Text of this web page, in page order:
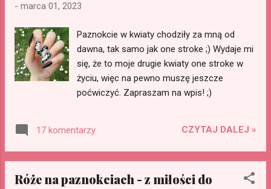
- marca 01, 2023
Paznokcie w kwiaty chodziły za mną od
dawna, tak samo jak one stroke ;) Wydaje mi
się, że to moje drugie kwiaty one stroke w
życiu, więc na pewno muszę jeszcze
poćwiczyć. Zapraszam na wpis! ;)
17 komentarzy CZYTAJ DALEJ »
Róże na paznokciach - z miłości do